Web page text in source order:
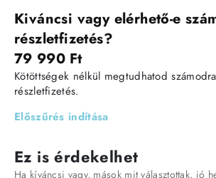
Kiváncsi vagy elérhető-e
részletfizetés?
79 990 Ft
Kötöttségek nélkül megtudhatod
részletfizetés.
Előszűrés indítása
Ez is érdekelhet
Ha kíváncsi vagy, mások mit választottak, jó